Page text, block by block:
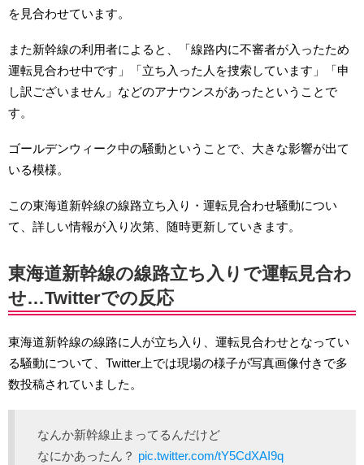
を見合わせています。
また新幹線の利用者によると、「線路内に不審者が入ったため
運転見合わせ中です」「立ち入った人を捜索しています」「申
し訳ございません」などのアナウンスがあったということで
す。
ゴールデンウィーク中の騒動ということで、大きな影響が出て
いる模様。
この東海道新幹線の線路立ち入り・運転見合わせ騒動につい
て、詳しい情報が入り次第、随時更新していきます。
東海道新幹線の線路立ち入りで運転見合わ
せ…Twitterでの反応
東海道新幹線の線路に人が立ち入り、運転見合わせとなってい
る騒動について、Twitter上では現場の様子が写真画像付きで多
数投稿されていました。
なんか新幹線止まってるんだけど
なにかあったん？ pic.twitter.com/tY5CdXAI9q